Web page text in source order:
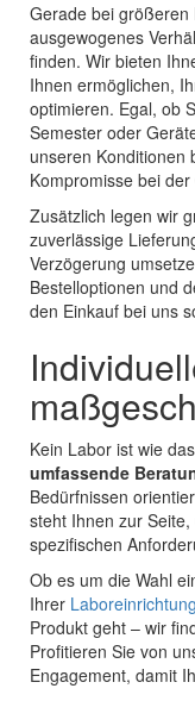
Gerade bei größeren
ausgewogenes
finden. Wir bieten
Ihnen ermöglichen,
optimieren. Egal, ob
Semester oder
unseren Konditionen
Kompromisse bei
Zusätzlich legen wir
zuverlässige
Verzögerung
Bestelloptionen und
den Einkauf bei uns
Kein Labor ist wie
umfassende
Bedürfnissen
steht Ihnen zur
spezifischen
Ob es um die Wahl
Ihrer Laboreinrichtung
Produkt geht – wir
Profitieren Sie von
Engagement, damit